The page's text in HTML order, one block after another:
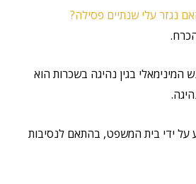
נגזר עלי שנתיים פסילה?
המינימאלי בגין נהיגה בשכרות הוא
על ידי בית המשפט, בהתאם לנסיבות